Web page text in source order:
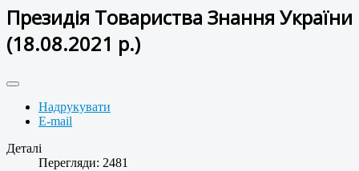
Президія Товариства Знання України
(18.08.2021 р.)
Надрукувати
E-mail
Деталі
Перегляди: 2481